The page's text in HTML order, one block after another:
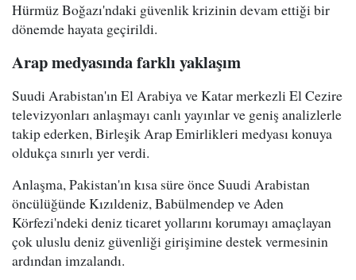
Hürmüz Boğazı'ndaki güvenlik krizinin devam ettiği bir
dönemde hayata geçirildi.
Arap medyasında farklı yaklaşım
Suudi Arabistan'ın El Arabiya ve Katar merkezli El Cezire
televizyonları anlaşmayı canlı yayınlar ve geniş analizlerle
takip ederken, Birleşik Arap Emirlikleri medyası konuya
oldukça sınırlı yer verdi.
Anlaşma, Pakistan'ın kısa süre önce Suudi Arabistan
öncülüğünde Kızıldeniz, Babülmendep ve Aden
Körfezi'ndeki deniz ticaret yollarını korumayı amaçlayan
çok uluslu deniz güvenliği girişimine destek vermesinin
ardından imzalandı.